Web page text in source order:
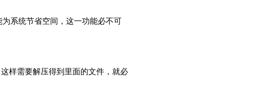
系统节省空间，这一功能必不可
样需要解压得到里面的文件，就必